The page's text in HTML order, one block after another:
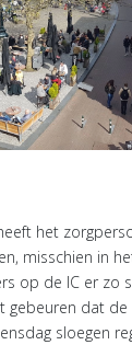
het
misschien in
op de IC er zo
gebeuren dat de
sloegen